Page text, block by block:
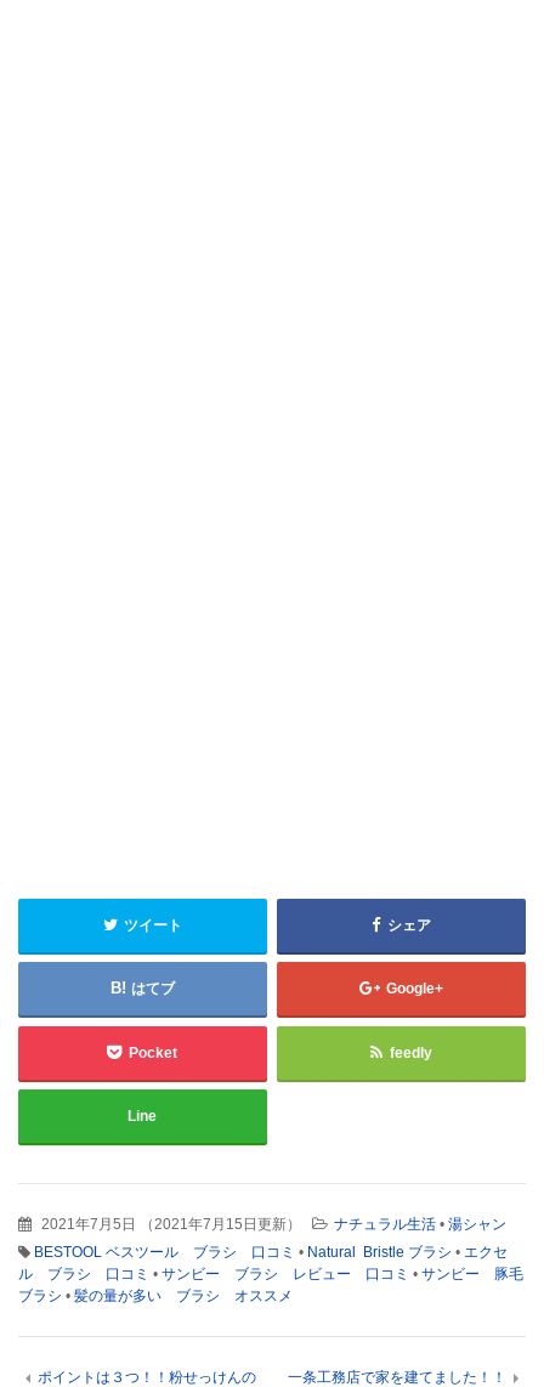
ツイート シェア
はてブ Google+
Pocket feedly
Line
2021年7月5日 （ 2021年7月15日更新） ナチュラル生活 • 湯シャン
BESTOOL ベスツール ブラシ 口コミ • Natural Bristle ブラシ • エクセ
ル ブラシ 口コミ • サンビー ブラシ レビュー 口コミ • サンビー 豚毛
ブラシ • 髪の量が多い ブラシ オススメ
ポイントは３つ！！粉せっけんの 一条工務店で家を建てました！！